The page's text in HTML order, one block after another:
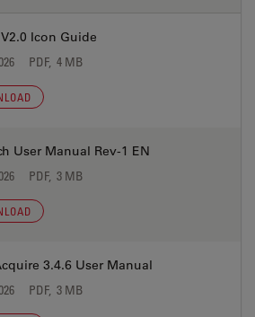
Icon Guide
PDF, 4 MB
User Manual Rev-1 EN
PDF, 3 MB
3.4.6 User Manual
PDF, 3 MB